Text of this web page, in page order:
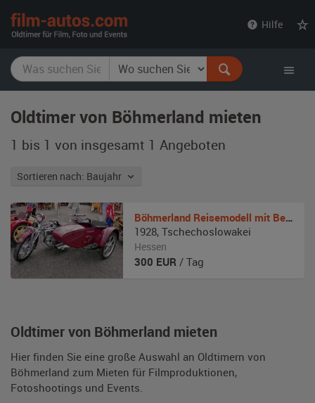
Hilfe
Oldtimer von Böhmerland mieten
1 bis 1 von insgesamt 1 Angeboten
Sortieren nach: Baujahr
Oldtimer von Böhmerland mieten
Hier finden Sie eine große Auswahl an Oldtimern von
Böhmerland zum Mieten für Filmproduktionen,
Fotoshootings und Events.
Böhmerland Reisemodell mit Beiwagen
1928, Tschechoslowakei
Hessen
300 EUR / Tag